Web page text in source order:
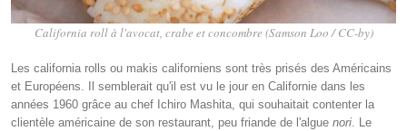
California roll à l'avocat, crabe et concombre (Samson Loo / CC-by)
Les california rolls ou makis californiens sont très prisés des Américains
et Européens. Il semblerait qu'il est vu le jour en Californie dans les
années 1960 grâce au chef Ichiro Mashita, qui souhaitait contenter la
clientèle américaine de son restaurant, peu friande de l'algue nori. Le